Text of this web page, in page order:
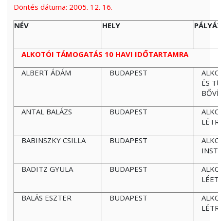
Döntés dátuma: 2005. 12. 16.
NÉV
HELY
ALKOTÓI TÁMOGATÁS 10 HAVI IDŐTARTAMRA
ALBERT ÁDÁM
BUDAPEST
ÉS
ANTAL BALÁZS
BUDAPEST
BABINSZKY CSILLA
BUDAPEST
BADITZ GYULA
BUDAPEST
BALÁS ESZTER
BUDAPEST